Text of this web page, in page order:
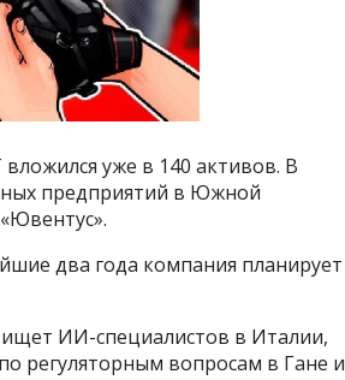
уже в 140 активов. В
предприятий в Южной
два года компания планирует
ИИ-специалистов в Италии,
регуляторным вопросам в Гане и